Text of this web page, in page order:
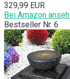
329,99 EUR
Bei Amazon
Bestseller Nr. 6